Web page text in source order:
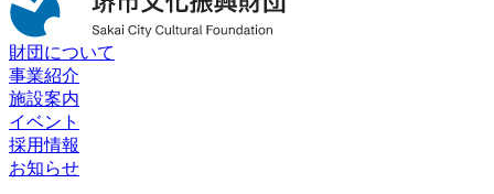
財団について
事業紹介
施設案内
イベント
採用情報
お知らせ